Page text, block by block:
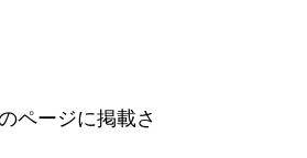
ページに掲載さ